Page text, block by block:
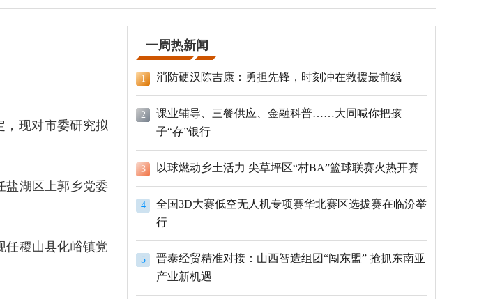
，现对市委研究拟
盐湖区上郭乡党委
任稷山县化峪镇党
一周热新闻
1 消防硬汉陈吉康：勇担先锋，时刻冲在救援最前线
2
课业辅导、三餐供应、金融科普……大同喊你把孩
子“存”银行
3 以球燃动乡土活力 尖草坪区“村BA”篮球联赛火热开赛
4
全国3D大赛低空无人机专项赛华北赛区选拔赛在临汾举
行
5
晋泰经贸精准对接：山西智造组团“闯东盟” 抢抓东南亚
产业新机遇